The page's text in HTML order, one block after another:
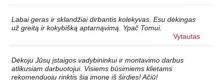
Labai geras ir sklandžiai dirbantis kolekyvas. Esu dėkingas
už greitą ir kokybišką aptarnąvimą. Ypač Tomui.
Vytautas
Dėkoju Jūsų įstaigos vadybininkui ir montavimo darbus
atlikusiam darbuotojui. Visiems būsimiems klietams
rekomenduoju rinktis šią įmonę iš širdies! Ačiū!